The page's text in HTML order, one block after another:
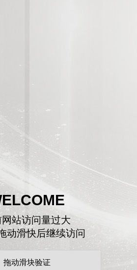
网站访问量过大
动滑快后继续访问
拖动滑块验证